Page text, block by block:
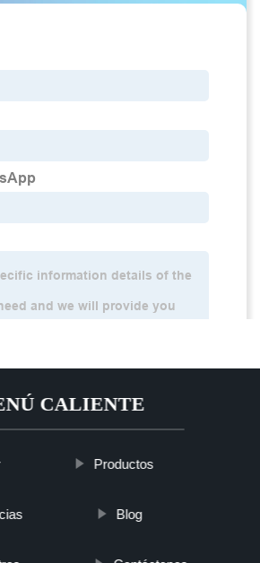
CALIENTE
Productos
Blog